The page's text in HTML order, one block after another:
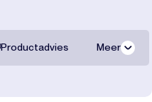
Productadvies Meer